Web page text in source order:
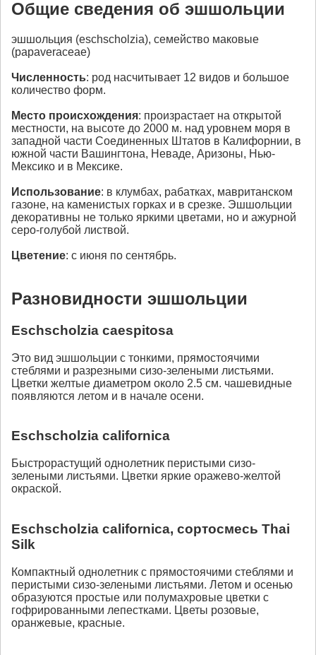
Общие сведения об эшшольции
эшшольция (eschscholzia), семейство маковые
(papaveraceae)
Численность: род насчитывает 12 видов и большое
количество форм.
Место происхождения: произрастает на открытой
местности, на высоте до 2000 м. над уровнем моря в
западной части Соединенных Штатов в Калифорнии, в
южной части Вашингтона, Неваде, Аризоны, Нью-
Мексико и в Мексике.
Использование: в клумбах, рабатках, мавританском
газоне, на каменистых горках и в срезке. Эшшольции
декоративны не только яркими цветами, но и ажурной
серо-голубой листвой.
Цветение: с июня по сентябрь.
Разновидности эшшольции
Eschscholzia caespitosa
Это вид эшшольции с тонкими, прямостоячими
стеблями и разрезными сизо-зелеными листьями.
Цветки желтые диаметром около 2.5 см. чашевидные
появляются летом и в начале осени.
Eschscholzia californica
Быстрорастущий однолетник перистыми сизо-
зелеными листьями. Цветки яркие оражево-желтой
окраской.
Eschscholzia californica, сортосмесь Thai
Silk
Компактный однолетник с прямостоячими стеблями и
перистыми сизо-зелеными листьями. Летом и осенью
образуются простые или полумахровые цветки с
гофрированными лепестками. Цветы розовые,
оранжевые, красные.